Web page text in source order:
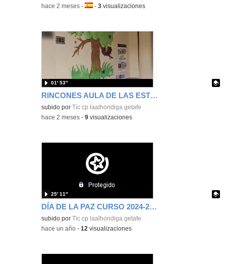
-hace 2 meses -Idioma:
-3 visualizaciones
RINCONES AULA DE LAS ESTRELLAS
Contenido educativo.
subido por Tic cp laalhondiga getafe
01′ 53″
-hace 2 meses -9 visualizaciones
DÍA DE LA PAZ CURSO 2024-2025
Contenido educativo.
subido por Tic cp laalhondiga getafe
25′ 11″
-hace un año -12 visualizaciones